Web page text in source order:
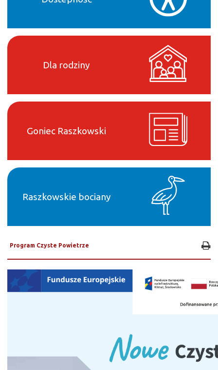
Dla rodziny
Goniec Raszkowski
Raszkowskie bociany
Program Czyste Powietrze